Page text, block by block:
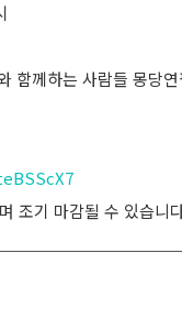
함께하는 사람들 몽당
조기 마감될 수 있습니